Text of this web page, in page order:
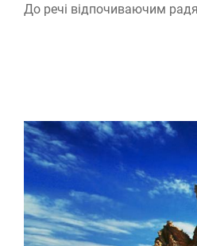
До речі відпочиваючим